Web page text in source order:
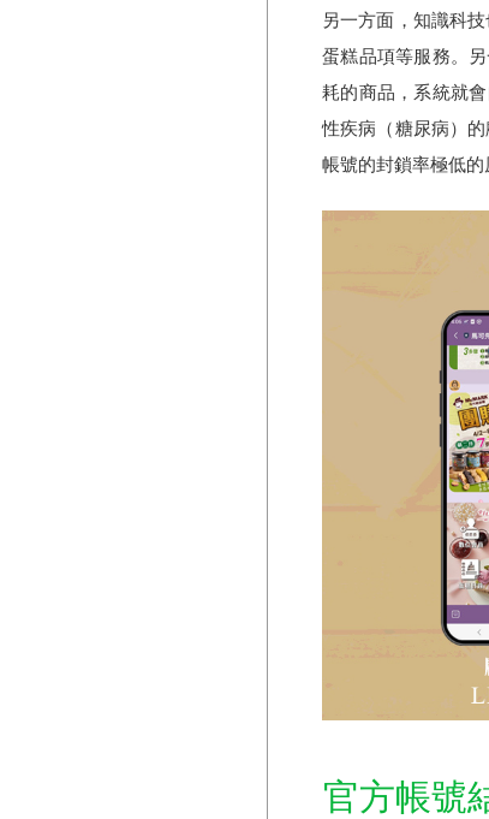
另一方面，知識科
蛋糕品項等服務。
耗的商品，系統就
性疾病（糖尿病）
帳號的封鎖率極低的
官方帳號